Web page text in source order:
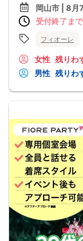
岡山市 | 8月
受付終了ま
フィオーレ
女性 残りわ
男性 残りわ